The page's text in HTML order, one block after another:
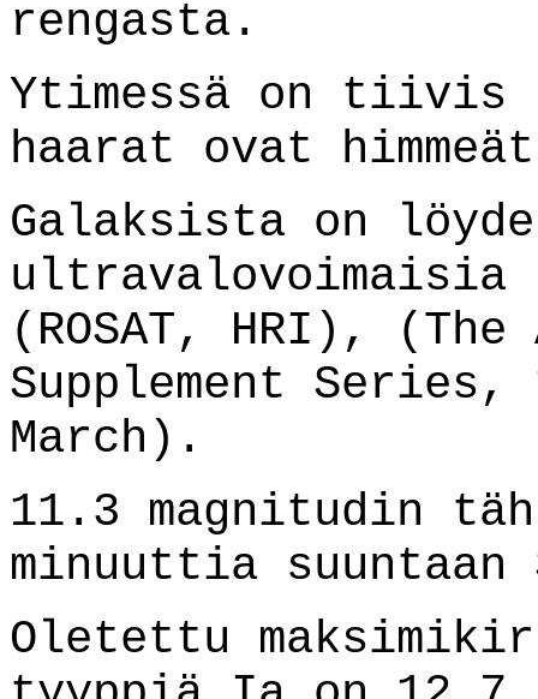
rengasta.
Ytimessä on tiivis
haarat ovat
Galaksista on
ultravalovoimaisia
(ROSAT, HRI) ,
Supplement Series,
March).
11.3 magnitudin
minuuttia suuntaan
Oletettu